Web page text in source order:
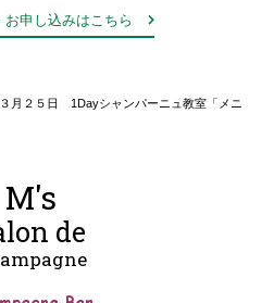
お申し込みはこちら
３月２５日 1Dayシャンパーニュ教室「メニ
M's
de